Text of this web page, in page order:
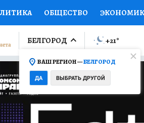
ОБЩЕСТВО
ПРОИСШЕСТВИЯ
ОТКРЫВАЕМ МИР Я ЗНАЮ
ПРОМОКОДЫ СЕРИАЛЫ
КОЛЛЕКЦИИ КОНКУРСЫ
БЕЛГОРОД
ВАШ РЕГИОН —БЕЛГОРОД
ДА ВЫБРАТЬ ДРУГОЙ
+21°